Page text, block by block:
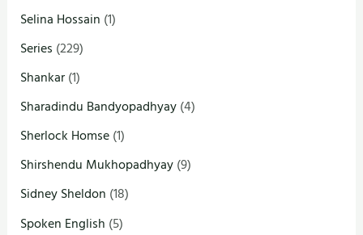
Selina Hossain (1)
Series (229)
Shankar(1)
Sharadindu Bandyopadhyay(4)
Sherlock Homse(1)
Shirshendu Mukhopadhyay(9)
Sidney Sheldon (18)
Spoken English (5)